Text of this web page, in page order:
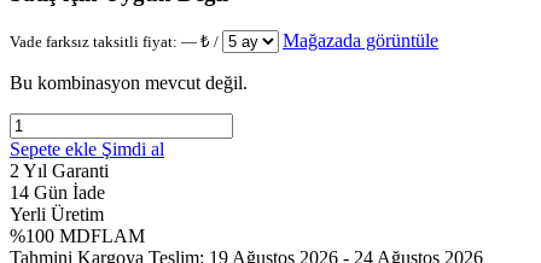
Vade farksız taksitli fiyat: — ₺ / Mağazada görüntüle
Bu kombinasyon mevcut değil.
Sepete ekle Şimdi al
2 Yıl Garanti
14 Gün İade
Yerli Üretim
%100 MDFLAM
Tahmini Kargoya Teslim: 19 Ağustos 2026 - 24 Ağustos 2026